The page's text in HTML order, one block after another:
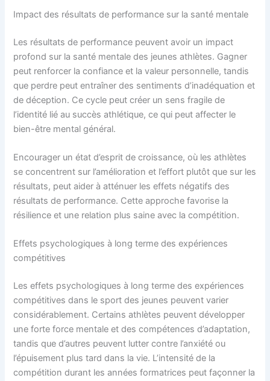
Impact des résultats de performance sur la santé mentale
Les résultats de performance peuvent avoir un impact
profond sur la santé mentale des jeunes athlètes. Gagner
peut renforcer la confiance et la valeur personnelle, tandis
que perdre peut entraîner des sentiments d’inadéquation et
de déception. Ce cycle peut créer un sens fragile de
l’identité lié au succès athlétique, ce qui peut affecter le
bien-être mental général.
Encourager un état d’esprit de croissance, où les athlètes
se concentrent sur l’amélioration et l’effort plutôt que sur les
résultats, peut aider à atténuer les effets négatifs des
résultats de performance. Cette approche favorise la
résilience et une relation plus saine avec la compétition.
Effets psychologiques à long terme des expériences
compétitives
Les effets psychologiques à long terme des expériences
compétitives dans le sport des jeunes peuvent varier
considérablement. Certains athlètes peuvent développer
une forte force mentale et des compétences d’adaptation,
tandis que d’autres peuvent lutter contre l’anxiété ou
l’épuisement plus tard dans la vie. L’intensité de la
compétition durant les années formatrices peut façonner la